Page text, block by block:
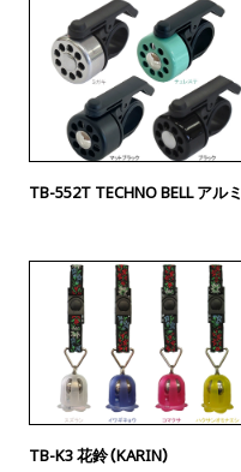
TB-552T TECHNO BELL アルミ
TB-K3 花鈴（KARIN）